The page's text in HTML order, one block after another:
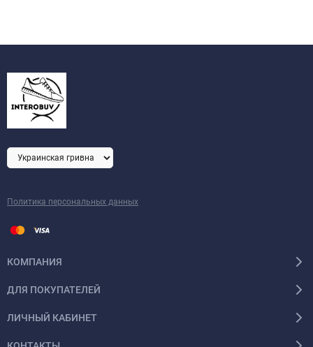
Политика персональных данных
КОМПАНИЯ
ДЛЯ ПОКУПАТЕЛЕЙ
ЛИЧНЫЙ КАБИНЕТ